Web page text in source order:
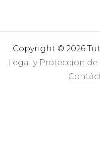
Copyright © 2026
Legal y Proteccion de